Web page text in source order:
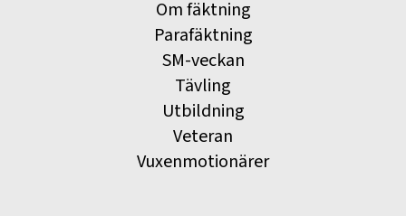
Om fäktning
Parafäktning
SM-veckan
Tävling
Utbildning
Veteran
Vuxenmotionärer